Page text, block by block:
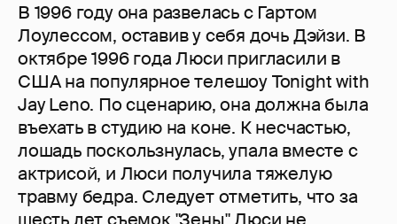
В 1996 году она развелась с Гартом
Лоулессом, оставив у себя дочь Дэйзи. В
октябре 1996 года Люси пригласили в
США на популярное телешоу Tonight with
Jay Leno. По сценарию, она должна была
въехать в студию на коне. К несчастью,
лошадь поскользнулась, упала вместе с
актрисой, и Люси получила тяжелую
травму бедра. Следует отметить, что за